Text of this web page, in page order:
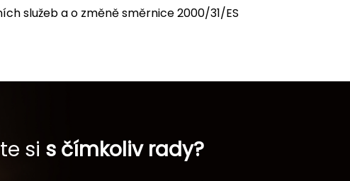
služeb a o změně směrnice 2000/31/ES
si s čímkoliv rady?